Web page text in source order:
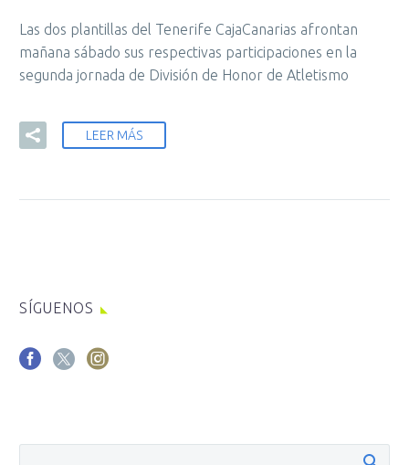
Las dos plantillas del Tenerife CajaCanarias afrontan
mañana sábado sus respectivas participaciones en la
segunda jornada de División de Honor de Atletismo
LEER MÁS
SÍGUENOS